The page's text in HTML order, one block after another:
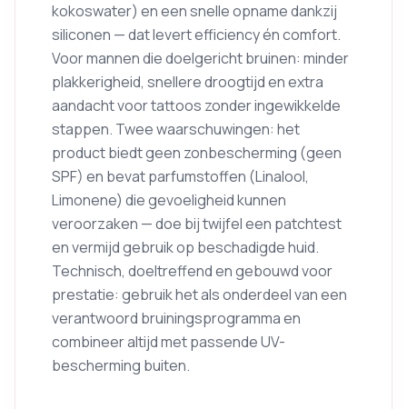
kokoswater) en een snelle opname dankzij
siliconen — dat levert efficiency én comfort.
Voor mannen die doelgericht bruinen: minder
plakkerigheid, snellere droogtijd en extra
aandacht voor tattoos zonder ingewikkelde
stappen. Twee waarschuwingen: het
product biedt geen zonbescherming (geen
SPF) en bevat parfumstoffen (Linalool,
Limonene) die gevoeligheid kunnen
veroorzaken — doe bij twijfel een patchtest
en vermijd gebruik op beschadigde huid.
Technisch, doeltreffend en gebouwd voor
prestatie: gebruik het als onderdeel van een
verantwoord bruiningsprogramma en
combineer altijd met passende UV-
bescherming buiten.